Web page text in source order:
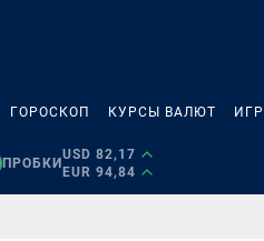
ГОРОСКОП КУРСЫ ВАЛЮТ
ПРОБКИ
USD 82,17
EUR 94,84